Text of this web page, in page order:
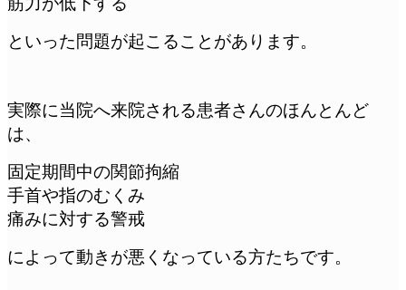
といった問題が起こることがあります。
実際に当院へ来院される患者さんのほんとんど
は、
固定期間中の関節拘縮
手首や指のむくみ
痛みに対する警戒
によって動きが悪くなっている方たちです。